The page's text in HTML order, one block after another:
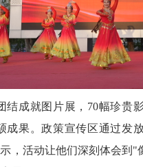
成就图片展，70幅珍贵
成果。政策宣传区通过发
，活动让他们深刻体会